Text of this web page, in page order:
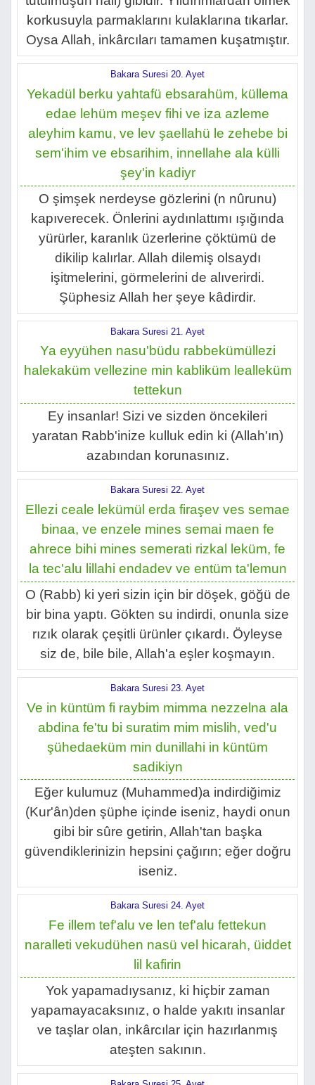
korkusuyla parmaklarını kulaklarına tıkarlar.
Oysa Allah, inkârcıları tamamen kuşatmıştır.
Bakara Suresi 20. Ayet
Yekadül berku yahtafü ebsarahüm, küllema
edae lehüm meşev fihi ve iza azleme
aleyhim kamu, ve lev şaellahü le zehebe bi
sem'ihim ve ebsarihim, innellahe ala külli
şey'in kadiyr
O şimşek nerdeyse gözlerini (n nûrunu)
kapıverecek. Önlerini aydınlattımı ışığında
yürürler, karanlık üzerlerine çöktümü de
dikilip kalırlar. Allah dilemiş olsaydı
işitmelerini, görmelerini de alıverirdi.
Şüphesiz Allah her şeye kâdirdir.
Bakara Suresi 21. Ayet
Ya eyyühen nasu'büdu rabbekümüllezi
halekaküm vellezine min kabliküm lealleküm
tettekun
Ey insanlar! Sizi ve sizden öncekileri
yaratan Rabb'inize kulluk edin ki (Allah'ın)
azabından korunasınız.
Bakara Suresi 22. Ayet
Ellezi ceale lekümül erda firaşev ves semae
binaa, ve enzele mines semai maen fe
ahrece bihi mines semerati rizkal leküm, fe
la tec'alu lillahi endadev ve entüm ta'lemun
O (Rabb) ki yeri sizin için bir döşek, göğü de
bir bina yaptı. Gökten su indirdi, onunla size
rızık olarak çeşitli ürünler çıkardı. Öyleyse
siz de, bile bile, Allah'a eşler koşmayın.
Bakara Suresi 23. Ayet
Ve in küntüm fi raybim mimma nezzelna ala
abdina fe'tu bi suratim mim mislih, ved'u
şühedaeküm min dunillahi in küntüm
sadikiyn
Eğer kulumuz (Muhammed)a indirdiğimiz
(Kur'ân)den şüphe içinde iseniz, haydi onun
gibi bir sûre getirin, Allah'tan başka
güvendiklerinizin hepsini çağırın; eğer doğru
iseniz.
Bakara Suresi 24. Ayet
Fe illem tef'alu ve len tef'alu fettekun
naralleti vekudühen nasü vel hicarah, üiddet
lil kafirin
Yok yapamadıysanız, ki hiçbir zaman
yapamayacaksınız, o halde yakıtı insanlar
ve taşlar olan, inkârcılar için hazırlanmış
ateşten sakının.